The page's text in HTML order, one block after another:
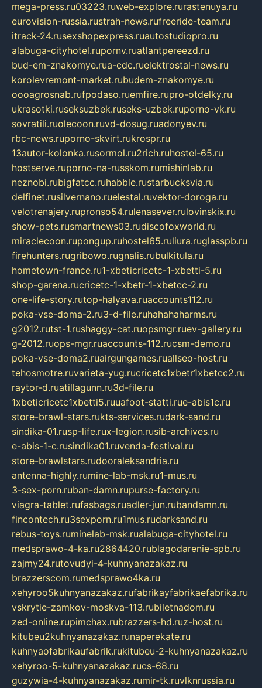
mega-press.ru03223.ruweb-explore.rurastenuya.ru
eurovision-russia.rustrah-news.rufreeride-team.ru
itrack-24.rusexshopexpress.ruautostudiopro.ru
alabuga-cityhotel.rupornv.ruatlantpereezd.ru
bud-em-znakomye.rua-cdc.ruelektrostal-news.ru
korolevremont-market.rubudem-znakomye.ru
oooagrosnab.rufpodaso.ruemfire.rupro-otdelky.ru
ukrasotki.ruseksuzbek.ruseks-uzbek.ruporno-vk.ru
sovratili.ruolecoon.ruvd-dosug.ruadonyev.ru
rbc-news.ruporno-skvirt.rukrospr.ru
13autor-kolonka.rusormol.ru2rich.ruhostel-65.ru
hostserve.ruporno-na-russkom.rumishinlab.ru
neznobi.rubigfatcc.ruhabble.rustarbucksvia.ru
delfinet.rusilvernano.ruelestal.ruvektor-doroga.ru
velotrenajery.rupronso54.rulenasever.rulovinskix.ru
show-pets.rusmartnews03.rudiscofoxworld.ru
miraclecoon.rupongup.ruhostel65.ruliura.ruglasspb.ru
firehunters.rugribowo.rugnalis.rubulkitula.ru
hometown-france.ru1-xbeticricetc-1-xbetti-5.ru
shop-garena.rucricetc-1-xbetr-1-xbetcc-2.ru
one-life-story.rutop-halyava.ruaccounts112.ru
poka-vse-doma-2.ru3-d-file.ruhahahaharms.ru
g2012.rutst-1.rushaggy-cat.ruopsmgr.ruev-gallery.ru
g-2012.ruops-mgr.ruaccounts-112.rucsm-demo.ru
poka-vse-doma2.ruairgungames.ruallseo-host.ru
tehosmotre.ruvarieta-yug.rucricetc1xbetr1xbetcc2.ru
raytor-d.ruatillagunn.ru3d-file.ru
1xbeticricetc1xbetti5.ruuafoot-statti.rue-abis1c.ru
store-brawl-stars.rukts-services.rudark-sand.ru
sindika-01.rusp-life.rux-legion.rusib-archives.ru
e-abis-1-c.rusindika01.ruvenda-festival.ru
store-brawlstars.rudooraleksandria.ru
antenna-highly.rumine-lab-msk.ru1-mus.ru
3-sex-porn.ruban-damn.rupurse-factory.ru
viagra-tablet.rufasbags.ruadler-jun.rubandamn.ru
fincontech.ru3sexporn.ru1mus.rudarksand.ru
rebus-toys.ruminelab-msk.rualabuga-cityhotel.ru
medsprawo-4-ka.ru2864420.rublagodarenie-spb.ru
zajmy24.rutovudyi-4-kuhnyanazakaz.ru
brazzerscom.rumedsprawo4ka.ru
xehyroo5kuhnyanazakaz.rufabrikayfabrikaefabrika.ru
vskrytie-zamkov-moskva-113.rubiletnadom.ru
zed-online.rupimchax.rubrazzers-hd.ruz-host.ru
kitubeu2kuhnyanazakaz.runaperekate.ru
kuhnyaofabrikaufabrik.rukitubeu-2-kuhnyanazakaz.ru
xehyroo-5-kuhnyanazakaz.rucs-68.ru
guzywia-4-kuhnyanazakaz.rumir-tk.ruvlknrussia.ru